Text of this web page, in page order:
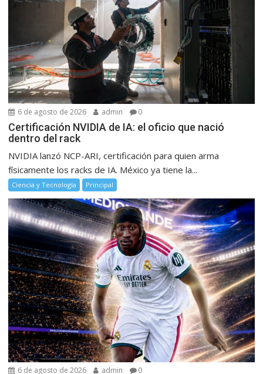
6 de agosto de 2026 admin 0
Certificación NVIDIA de IA: el oficio que nació
dentro del rack
NVIDIA lanzó NCP-ARI, certificación para quien arma
físicamente los racks de IA. México ya tiene la...
Ciencia y Tecnología Principal
6 de agosto de 2026 admin 0